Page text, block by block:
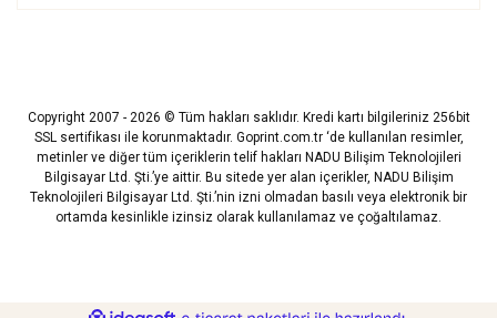
Copyright 2007 - 2026 © Tüm hakları saklıdır. Kredi kartı bilgileriniz 256bit
SSL sertifikası ile korunmaktadır. Goprint.com.tr ‘de kullanılan resimler,
metinler ve diğer tüm içeriklerin telif hakları NADU Bilişim Teknolojileri
Bilgisayar Ltd. Şti.’ye aittir. Bu sitede yer alan içerikler, NADU Bilişim
Teknolojileri Bilgisayar Ltd. Şti.’nin izni olmadan basılı veya elektronik bir
ortamda kesinlikle izinsiz olarak kullanılamaz ve çoğaltılamaz.